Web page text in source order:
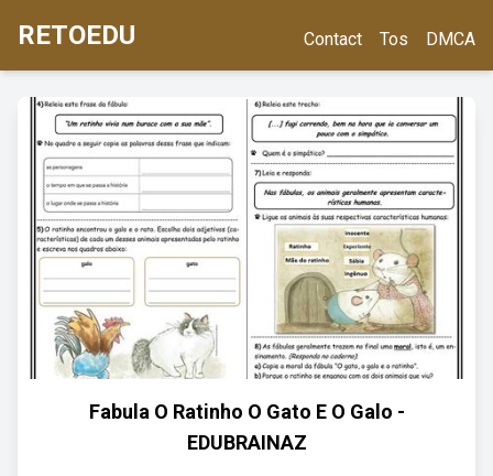
RETOEDU Contact Tos DMCA
Fabula O Ratinho O Gato E O Galo -
EDUBRAINAZ